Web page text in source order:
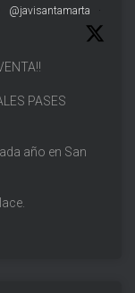
@javisantamarta
·
PASES
año en San